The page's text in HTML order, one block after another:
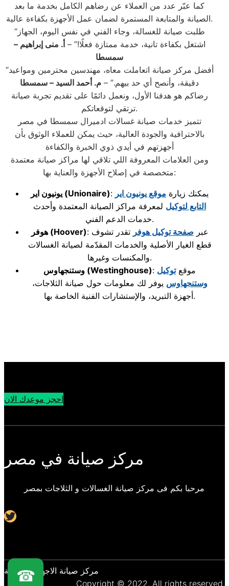
كما عبّر عدد من العملاء عن رضاهم الكامل بخدمة ما بعد
الصيانة والمتابعة المستمرة لضمان عمل الأجهزة بكفاءة عالية.
“طلبت صيانة للغسالة، وجاء الفني في نفس اليوم، الجهاز
اشتغل بكفاءة تانية، خدمة ممتازة فعلًا!” – أ. منى إبراهيم –
سمسطا
“أفضل مركز صيانة اتعاملت معاه، مهندسين محترمين ومواعيد
دقيقة، وأنصح أي حد بيهم.” – م. أحمد السيد – سمسطا
رضاكم هو هدفنا الأول، ونعمل دائمًا على تقديم تجربة صيانة
ترتقي لتوقعاتكم.
تتميز خدمات صيانة غسالات ادميرال سمسطا في مصر
بالاحترافية والجودة العالية، حيث يمكن للعملاء الوثوق بأن
أجهزتهم في أيدي ذوي الخبرة والكفاءة
ومن العلامات المعروفة اللي تلاقي لها مراكز صيانة معتمدة
متخصصة في إصلاح الأجهزة والعناية بها:
يونيون اير (Unionaire) : يمكنك زيارة موقع يونيون اير
التابع لتوكيل لمعرفة مراكز الصيانة المعتمدة وأحدث
خدمات الدعم الفني.
هوفر(Hoover) : عبر صفحة توكيل هوفر تقدر تشوف
قطع الغيار الأصلية والخدمات المقدّمة لصيانة الغسالات
والمكنسات وغيرها.
وستنجهاوس (Westinghouse) : موقعتوكيل
وستنجهاوس يوفر لك معلومات حول صيانة الثلاجات،
أجهزة التبريد، والإستشارات الفنية الخاصة بها.
احجز موعدك الان
مركز صيانة في مصر
مرحبا بكم فى مركز صيانة الغسالات و الثلاجات بمصر
Twitter
مركز صيانة الاجهزة المنزلية
Copyright © 2022. All rights reserved.
☎